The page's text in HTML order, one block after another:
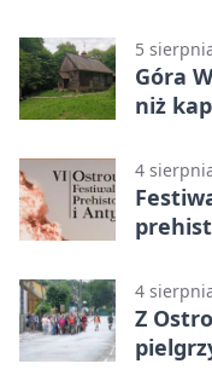
5
Góra
niż
4
4
Z